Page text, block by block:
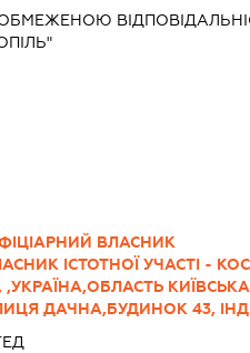
ВЛАСНИК
ІСТОТНОЇ УЧАСТІ -
ДАЧНА,БУДИНОК 43,